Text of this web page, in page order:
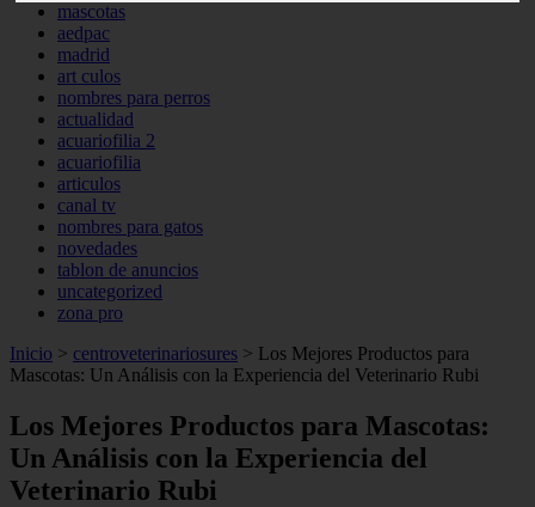
mascotas
aedpac
madrid
art culos
nombres para perros
actualidad
acuariofilia 2
acuariofilia
articulos
canal tv
nombres para gatos
novedades
tablon de anuncios
uncategorized
zona pro
Inicio > centroveterinariosures > Los Mejores Productos para
Mascotas: Un Análisis con la Experiencia del Veterinario Rubi
Los Mejores Productos para Mascotas:
Un Análisis con la Experiencia del
Veterinario Rubi